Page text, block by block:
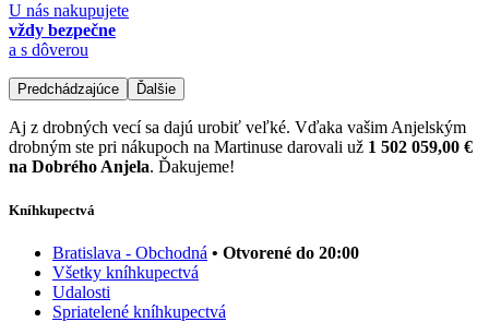
U nás nakupujete
vždy bezpečne
a s dôverou
Predchádzajúce Ďalšie
Aj z drobných vecí sa dajú urobiť veľké. Vďaka vašim Anjelským
drobným ste pri nákupoch na Martinuse darovali už 1 502 059,00 €
na Dobrého Anjela. Ďakujeme!
Kníhkupectvá
Bratislava - Obchodná • Otvorené do 20:00
Všetky kníhkupectvá
Udalosti
Spriatelené kníhkupectvá